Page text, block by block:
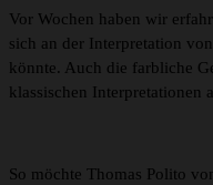
Vor Wochen haben wir
sich an der Interpretation
könnte. Auch die farbliche
klassischen Interpretationen
So möchte Thomas Polito